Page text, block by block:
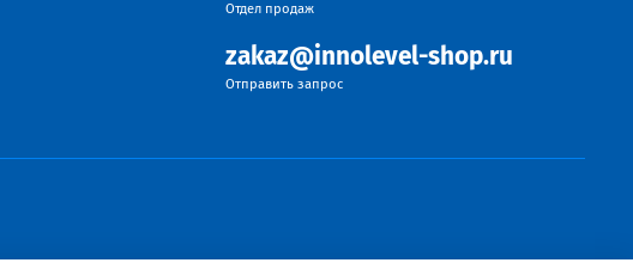
Отдел продаж
zakaz@innolevel-shop.ru
Отправить запрос